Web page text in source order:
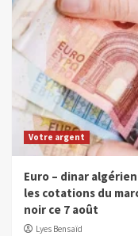
Votre argent
Euro – dinar
les cotations du
noir ce 7 août
Lyes Bensaïd